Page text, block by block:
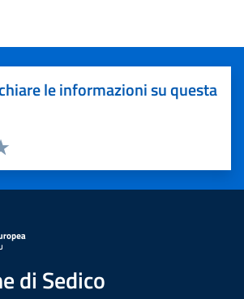
le informazioni su questa
5 stelle su 5
4 stelle su 5
su 5
su 5
5
di Sedico